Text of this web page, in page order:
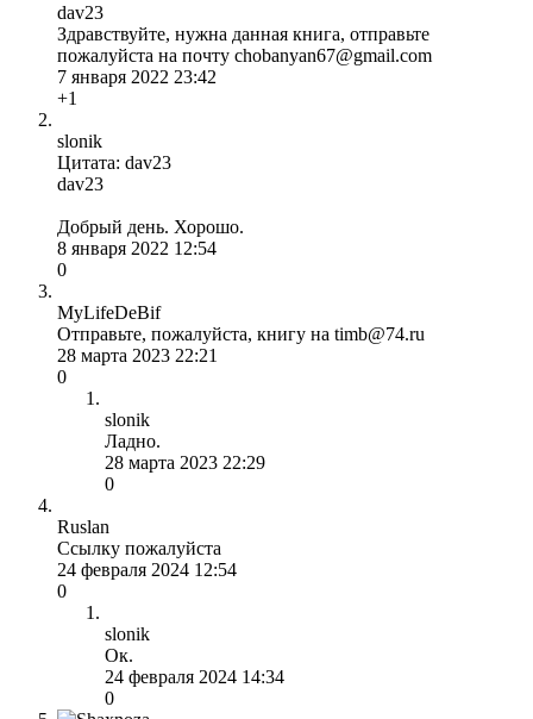
dav23
Здравствуйте, нужна данная книга, отправьте
пожалуйста на почту chobanyan67@gmail.com
7 января 2022 23:42
+1
slonik
Цитата: dav23
dav23
Добрый день. Хорошо.
8 января 2022 12:54
0
MyLifeDeBif
Отправьте, пожалуйста, книгу на timb@74.ru
28 марта 2023 22:21
0
slonik
Ладно.
28 марта 2023 22:29
0
Ruslan
Ссылку пожалуйста
24 февраля 2024 12:54
0
slonik
Ок.
24 февраля 2024 14:34
0